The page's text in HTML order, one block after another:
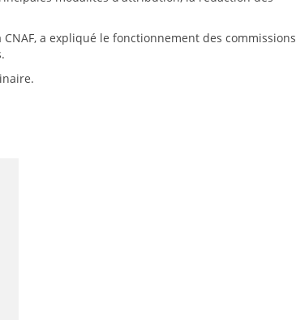
a expliqué le fonctionnement des commissions